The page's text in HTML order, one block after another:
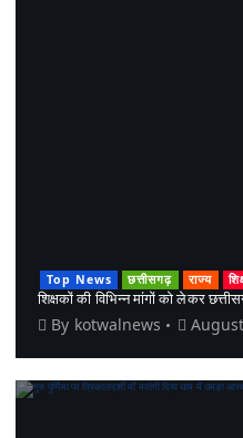
Top News छत्तीसगढ़ राज्य
शिक्षकों की विभिन्न मांगों को लेकर
By kotwalnews